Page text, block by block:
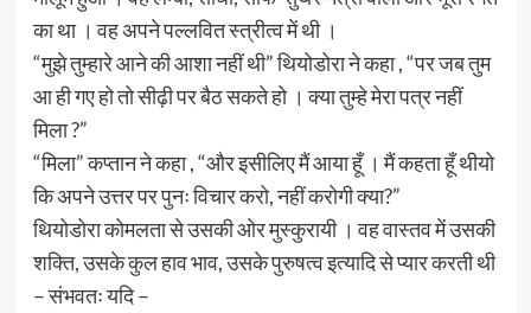
का था । वह अपने पल्लवित स्त्रीत्व में थी ।
“मुझे तुम्हारे आने की आशा नहीं थी” थियोडोरा ने कहा , “पर जब तुम
आ ही गए हो तो सीढ़ी पर बैठ सकते हो । क्या तुम्हे मेरा पत्र नहीं
मिला ?”
“मिला” कप्तान ने कहा , “और इसीलिए मैं आया हूँ । मैं कहता हूँ थीयो
कि अपने उत्तर पर पुनः विचार करो, नहीं करोगी क्या?”
थियोडोरा कोमलता से उसकी ओर मुस्कुरायी । वह वास्तव में उसकी
शक्ति, उसके कुल हाव भाव, उसके पुरुषत्व इत्यादि से प्यार करती थी
– संभवतः यदि –